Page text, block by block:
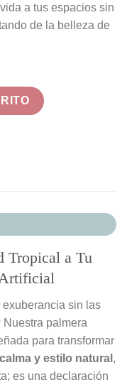
a tus espacios sin
de la belleza de
con Maceta de
Tropical a Tu
sin las
palmera
para transformar
calma y estilo natural ,
es una declaración